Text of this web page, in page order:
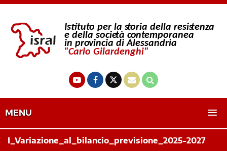
MENU
I_Variazione_al_bilancio_previsione_2025-2027